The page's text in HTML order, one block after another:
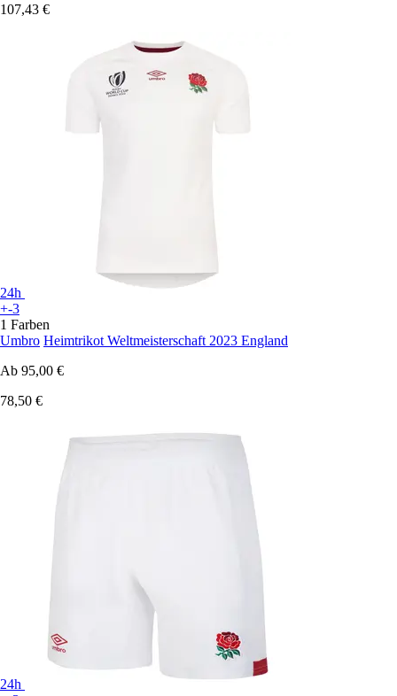
107,43 €
24h
+-3
1 Farben
Umbro Heimtrikot Weltmeisterschaft 2023 England
Ab 95,00 €
78,50 €
24h